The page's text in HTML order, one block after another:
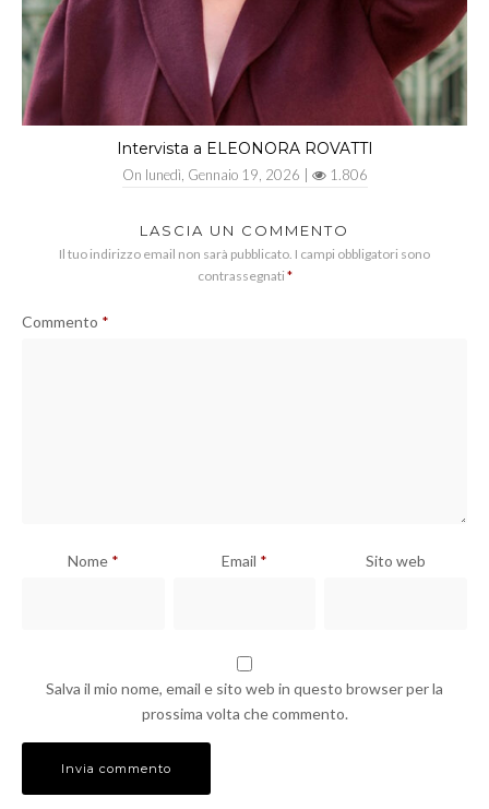
Intervista a ELEONORA ROVATTI
On lunedì, Gennaio 19, 2026 1.806
LASCIA UN COMMENTO
Il tuo indirizzo email non sarà pubblicato. I campi obbligatori sono
contrassegnati *
Commento *
Nome * Email * Sito web
Salva il mio nome, email e sito web in questo browser per la
prossima volta che commento.